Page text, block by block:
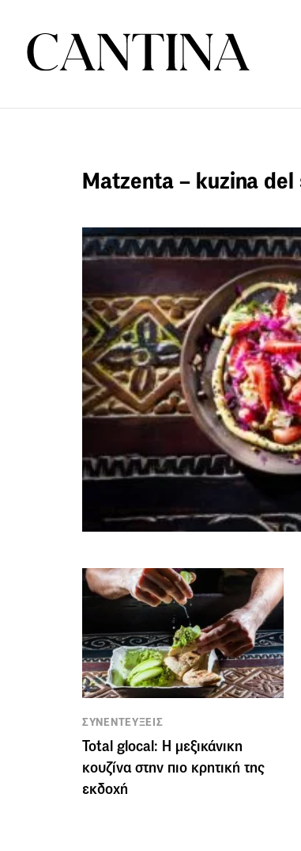
Matzenta – kuzina del
ΣΥΝΕΝΤΕΥΞΕΙΣ
Total glocal: Η μεξικάνικη
κουζίνα στην πιο κρητική της
εκδοχή